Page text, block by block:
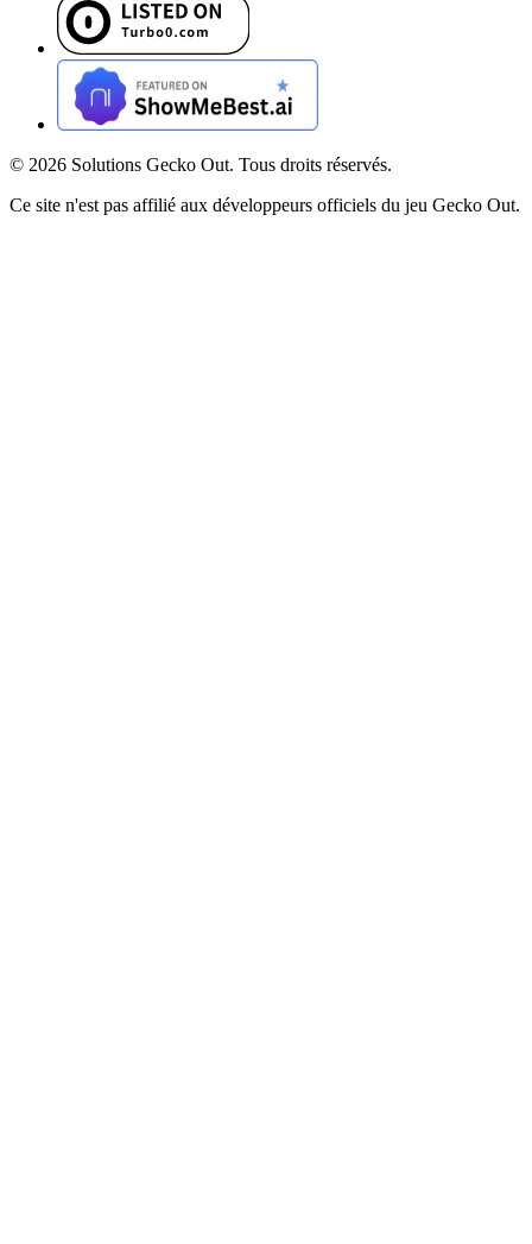
© 2026 Solutions Gecko Out. Tous droits réservés.
Ce site n'est pas affilié aux développeurs officiels du jeu Gecko Out.